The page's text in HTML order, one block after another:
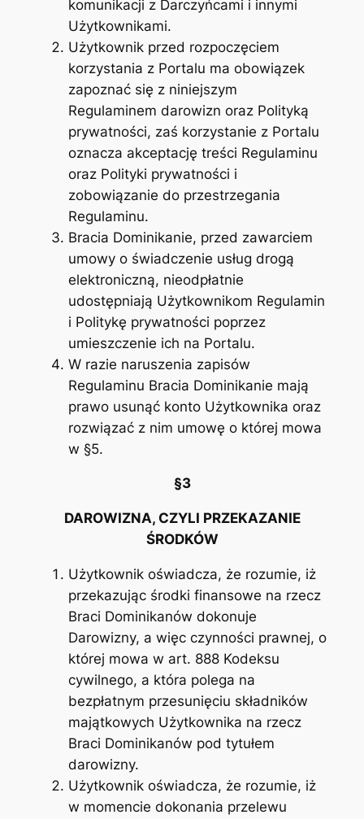
komunikacji z Darczyńcami i innymi
Użytkownikami.
Użytkownik przed rozpoczęciem
korzystania z Portalu ma obowiązek
zapoznać się z niniejszym
Regulaminem darowizn oraz Polityką
prywatności, zaś korzystanie z Portalu
oznacza akceptację treści Regulaminu
oraz Polityki prywatności i
zobowiązanie do przestrzegania
Regulaminu.
Bracia Dominikanie, przed zawarciem
umowy o świadczenie usług drogą
elektroniczną, nieodpłatnie
udostępniają Użytkownikom Regulamin
i Politykę prywatności poprzez
umieszczenie ich na Portalu.
W razie naruszenia zapisów
Regulaminu Bracia Dominikanie mają
prawo usunąć konto Użytkownika oraz
rozwiązać z nim umowę o której mowa
w §5.
§3
DAROWIZNA, CZYLI PRZEKAZANIE
ŚRODKÓW
Użytkownik oświadcza, że rozumie, iż
przekazując środki finansowe na rzecz
Braci Dominikanów dokonuje
Darowizny, a więc czynności prawnej, o
której mowa w art. 888 Kodeksu
cywilnego, a która polega na
bezpłatnym przesunięciu składników
majątkowych Użytkownika na rzecz
Braci Dominikanów pod tytułem
darowizny.
Użytkownik oświadcza, że rozumie, iż
w momencie dokonania przelewu